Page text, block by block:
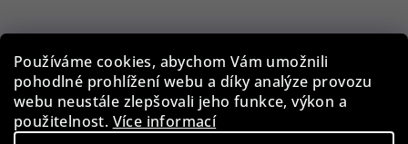
Používáme cookies, abychom Vám umožnili
pohodlné prohlížení webu a díky analýze provozu
webu neustále zlepšovali jeho funkce, výkon a
použitelnost. Více informací
Čistící ubrousek BLB-CLC-002-BLK, 15 x 15 cm
29 Kč
Skladem